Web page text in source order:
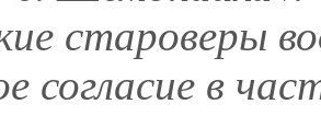
староверы
согласие в